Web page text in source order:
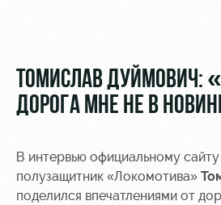
Арена
Организация
Старт
Локо-Лето
для
ТОМИСЛАВ ДУЙМОВИЧ:
ДОРОГА МНЕ НЕ В
В интервью официальному
полузащитник «Локомотива»
поделился впечатлениями от